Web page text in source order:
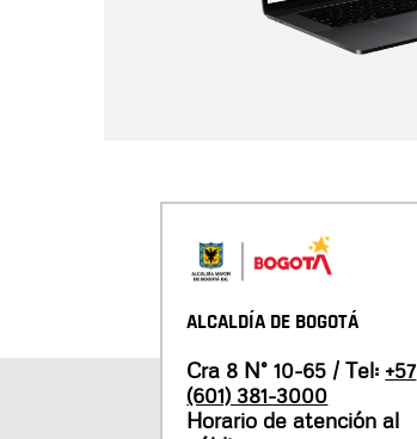
ALCALDÍA DE BOGOTÁ
Cra 8 N° 10-65 / Tel: +57
(601) 381-3000
Horario de atención al